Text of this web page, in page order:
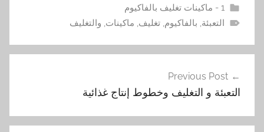
1 - ماكينات تغليف بالفاكيوم
التعبئة, بالفاكيوم,تغليف, ماكينات, والتغليف
المقالات
Previous Post
التعبئة و التغليف وخطوط إنتاج غذائية